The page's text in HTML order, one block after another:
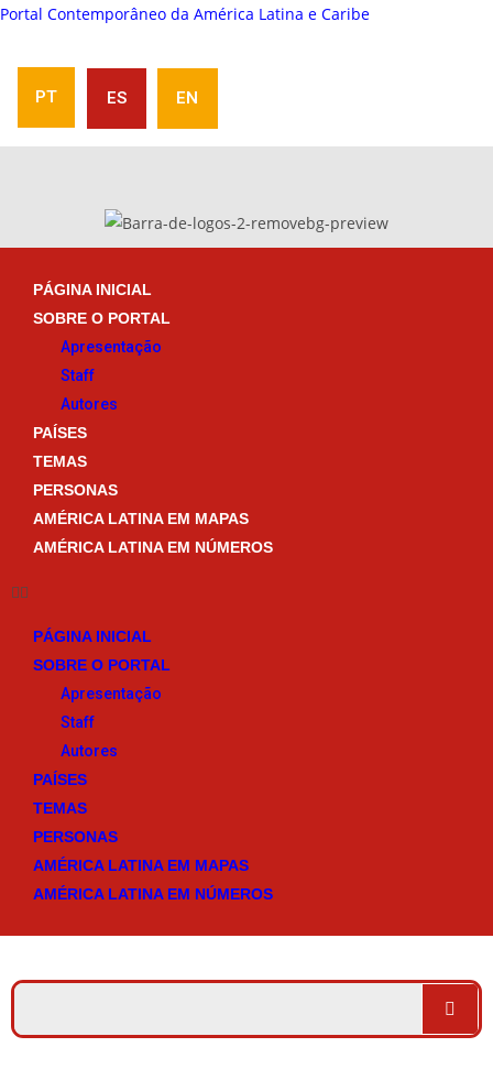
Portal Contemporâneo da América Latina e Caribe
PT ES EN
PÁGINA INICIAL
SOBRE O PORTAL
Apresentação
Staff
Autores
PAÍSES
TEMAS
PERSONAS
AMÉRICA LATINA EM MAPAS
AMÉRICA LATINA EM NÚMEROS
PÁGINA INICIAL
SOBRE O PORTAL
Apresentação
Staff
Autores
PAÍSES
TEMAS
PERSONAS
AMÉRICA LATINA EM MAPAS
AMÉRICA LATINA EM NÚMEROS